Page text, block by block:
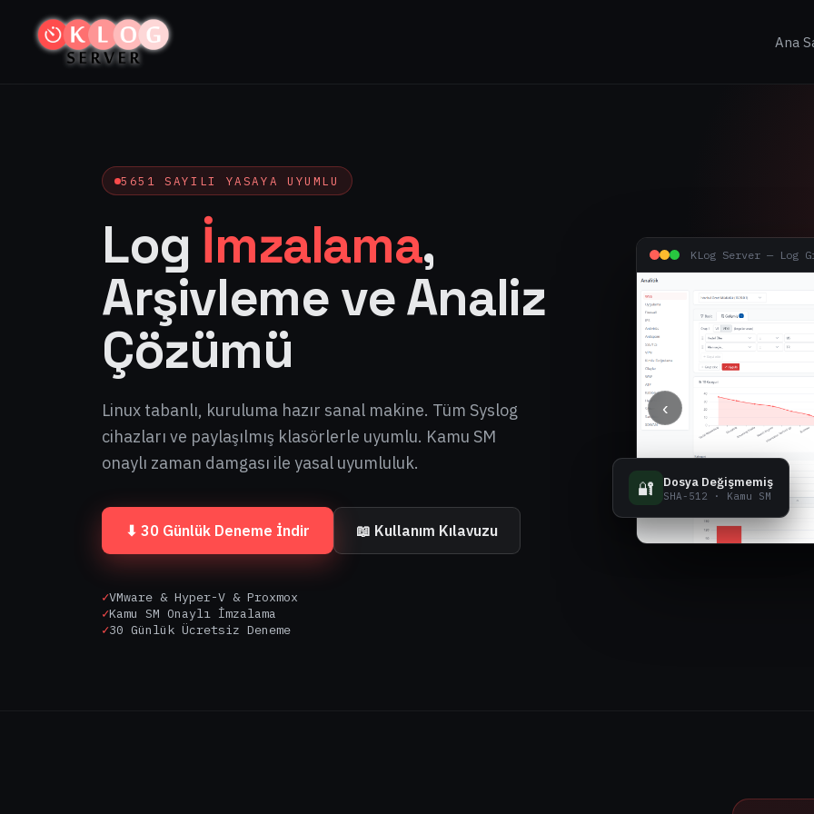
Ana
5651 SAYILI YASAYA UYUMLU
Log İmzalama,
Arşivleme ve Analiz
Çözümü
Linux tabanlı, kuruluma hazır sanal makine. Tüm Syslog
cihazları ve paylaşılmış klasörlerle uyumlu. Kamu SM
onaylı zaman damgası ile yasal uyumluluk.
⬇ 30 Günlük Deneme İndir 📖 Kullanım Kılavuzu
✓VMware & Hyper-V & Proxmox
✓Kamu SM Onaylı İmzalama
✓30 Günlük Ücretsiz Deneme
KLog Server — Log
‹
🔐 Dosya Değişmemiş
SHA-512 · Kamu SM